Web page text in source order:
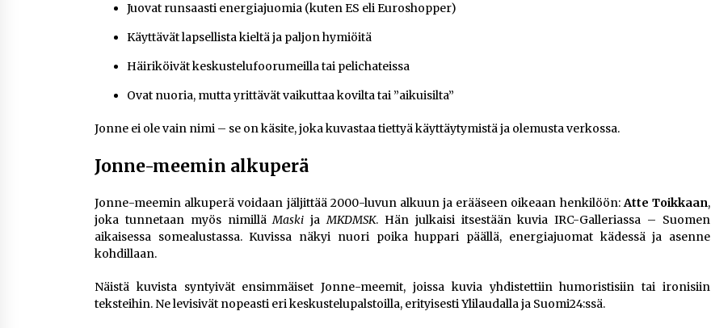
Juovat runsaasti energiajuomia (kuten ES eli Euroshopper)
Käyttävät lapsellista kieltä ja paljon hymiöitä
Häiriköivät keskustelufoorumeilla tai pelichateissa
Ovat nuoria, mutta yrittävät vaikuttaa kovilta tai ”aikuisilta”
Jonne ei ole vain nimi – se on käsite, joka kuvastaa tiettyä käyttäytymistä ja olemusta verkossa.
Jonne-meemin alkuperä
Jonne-meemin alkuperä voidaan jäljittää 2000-luvun alkuun ja erääseen oikeaan henkilöön:Atte Toikkaan,
joka tunnetaan myös nimilläMaski jaMKDMSK. Hän julkaisi itsestään kuvia IRC-Galleriassa – Suomen
aikaisessa somealustassa. Kuvissa näkyi nuori poika huppari päällä, energiajuomat kädessä ja asenne
kohdillaan.
Näistä kuvista syntyivät ensimmäiset Jonne-meemit, joissa kuvia yhdistettiin humoristisiin tai ironisiin
teksteihin. Ne levisivät nopeasti eri keskustelupalstoilla, erityisesti Ylilaudalla ja Suomi24:ssä.